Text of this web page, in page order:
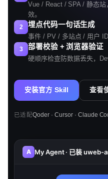
Vue / React / SPA / 静态
效。
2 埋点代码一句话生成
事件 / PV / 多站点 / 用户
3 部署校验 + 浏览器验证
硬顺序检查防数据丢失，
安装官方 Skill 查看
已适配Qoder · Cursor · Claude
A My Agent · 已装